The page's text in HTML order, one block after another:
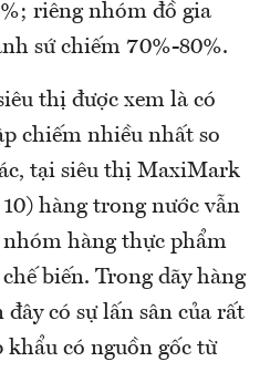
riêng nhóm đồ gia
sứ chiếm 70%-80%.
thị được xem là có
chiếm nhiều nhất so
tại siêu thị MaxiMark
hàng trong nước vẫn
hàng thực phẩm
biến. Trong dãy hàng
đây có sự lấn sân của rất
có nguồn gốc từ